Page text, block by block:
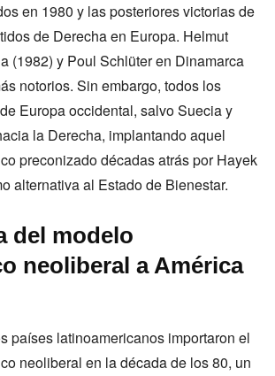
en 1980 y las posteriores victorias de
de Derecha en Europa. Helmut
(1982) y Poul Schlüter en Dinamarca
notorios. Sin embargo, todos los
Europa occidental, salvo Suecia y
la Derecha, implantando aquel
preconizado décadas atrás por Hayek
alternativa al Estado de Bienestar.
del modelo
neoliberal a América
países latinoamericanos importaron el
neoliberal en la década de los 80, un